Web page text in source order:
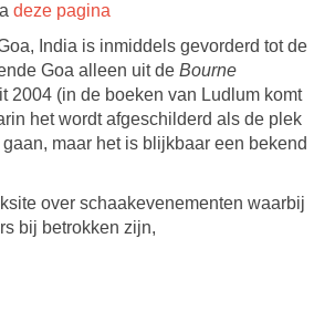
deze pagina
India is inmiddels gevorderd tot de
Goa alleen uit de Bourne
2004 (in de boeken van Ludlum komt
het wordt afgeschilderd als de plek
gaan, maar het is blijkbaar een bekend
over schaakevenementen waarbij
bij betrokken zijn,